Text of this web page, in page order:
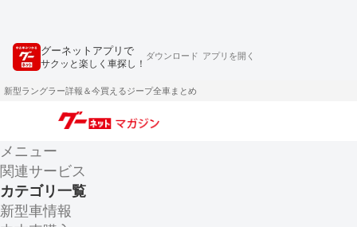
グーネットアプリで
サクッと楽しく車探し！
ダウンロード アプリを開く
新型ラングラー詳報＆今買えるジープ全車まとめ
メニュー
関連サービス
カテゴリ一覧
新型車情報